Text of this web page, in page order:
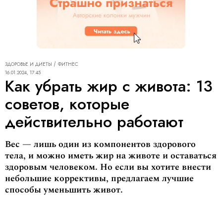
ЗДОРОВЬЕ И ДИЕТЫ
ФИТНЕС
16.01.2024, 17:45
Как убрать жир с живота: 13
советов, которые
действительно работают
Вес — лишь один из компонентов здорового
тела, и можно иметь жир на животе и оставаться
здоровым человеком. Но если вы хотите внести
небольшие коррективы, предлагаем лучшие
способы уменьшить живот.